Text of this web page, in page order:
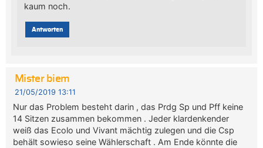
kaum noch.
Antworten
Mister biem
21/05/2019 13:11
Nur das Problem besteht darin , das Prdg Sp und Pff keine
14 Sitzen zusammen bekommen . Jeder klardenkender
weiß das Ecolo und Vivant mächtig zulegen und die Csp
behält sowieso seine Wählerschaft . Am Ende könnte die